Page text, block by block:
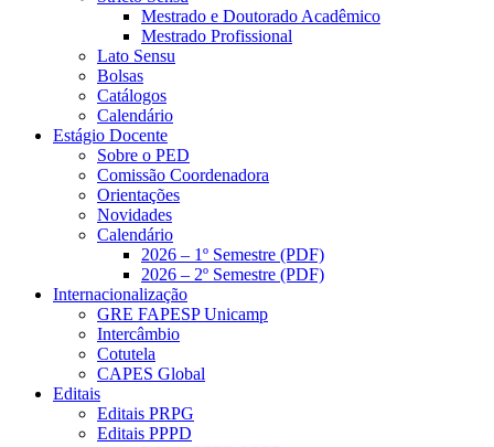
Mestrado e Doutorado Acadêmico
Mestrado Profissional
Lato Sensu
Bolsas
Catálogos
Calendário
Estágio Docente
Sobre o PED
Comissão Coordenadora
Orientações
Novidades
Calendário
2026 – 1º Semestre (PDF)
2026 – 2º Semestre (PDF)
Internacionalização
GRE FAPESP Unicamp
Intercâmbio
Cotutela
CAPES Global
Editais
Editais PRPG
Editais PPPD